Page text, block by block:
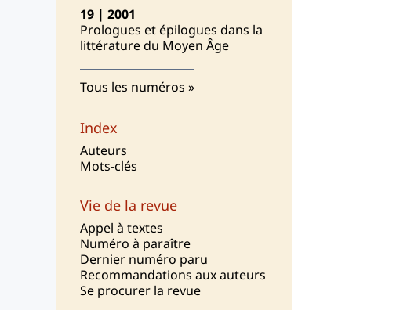
19 | 2001
Prologues et épilogues dans la
littérature du Moyen Âge
Tous les numéros
Index
Auteurs
Mots-clés
Vie de la revue
Appel à textes
Numéro à paraître
Dernier numéro paru
Recommandations aux auteurs
Se procurer la revue